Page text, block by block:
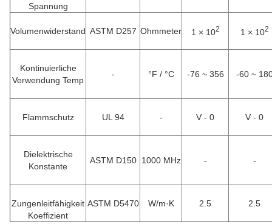
Spannung
Volumenwiderstand ASTM D257 Ohmmeter 1 × 102 1 × 102
Kontinuierliche
Verwendung Temp
- °F / °C -76 ~ 356 -60 ~
Flammschutz UL 94 - V - 0 V - 0
Dielektrische
Konstante
ASTM D150 1000 MHz - -
Zungenleitfähigkeit
Koeffizient
ASTM D5470 W/m·K 2.5 2.5